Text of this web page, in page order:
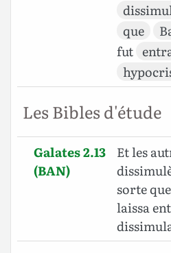
que
fut
Les Bibles d'étude
Galates 2.13
(BAN)
Et les
sorte
laissa